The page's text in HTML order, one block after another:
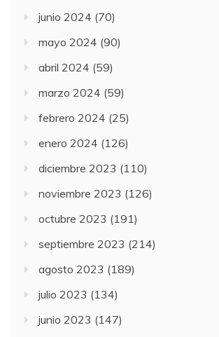
junio 2024 (70)
mayo 2024 (90)
abril 2024 (59)
marzo 2024 (59)
febrero 2024 (25)
enero 2024 (126)
diciembre 2023 (110)
noviembre 2023 (126)
octubre 2023 (191)
septiembre 2023 (214)
agosto 2023 (189)
julio 2023 (134)
junio 2023 (147)